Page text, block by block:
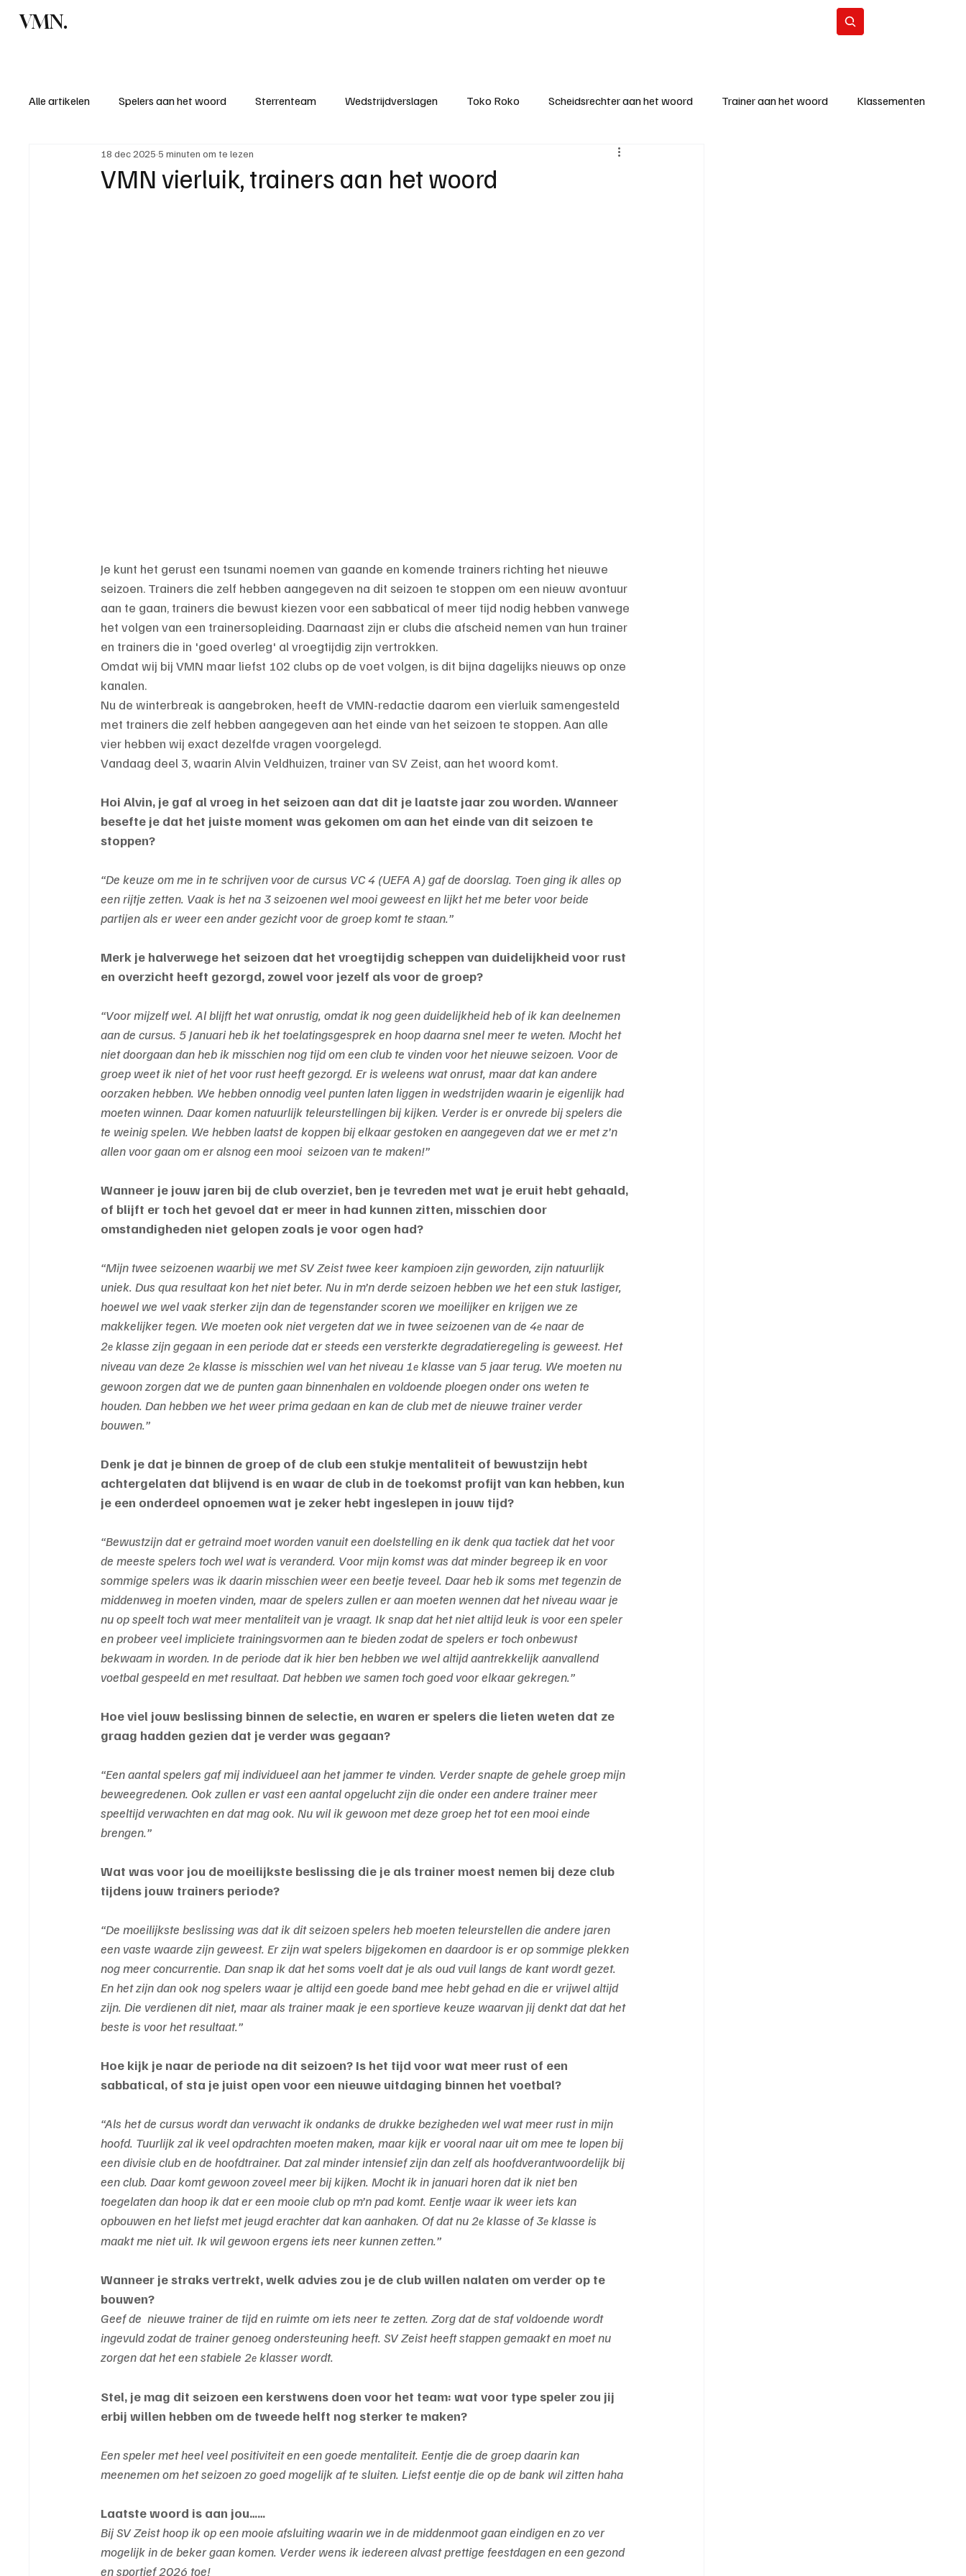
VMN.
Alle artikelen Spelers aan het woord Sterrenteam Wedstrijdverslagen Toko Roko Scheidsrechter aan het woord Trainer aan het woord Klassementen
Standen & uitslagen KM - Meest sportieve ploeg KM - Topscorer van het seizoen
VMN vierluik, trainers aan het woord
18 dec 2025 5 minuten om te lezen
Je kunt het gerust een tsunami noemen van gaande en komende trainers richting het nieuwe
seizoen. Trainers die zelf hebben aangegeven na dit seizoen te stoppen om een nieuw avontuur
aan te gaan, trainers die bewust kiezen voor een sabbatical of meer tijd nodig hebben vanwege
het volgen van een trainersopleiding. Daarnaast zijn er clubs die afscheid nemen van hun trainer
en trainers die in 'goed overleg' al vroegtijdig zijn vertrokken.
Omdat wij bij VMN maar liefst 102 clubs op de voet volgen, is dit bijna dagelijks nieuws op onze
kanalen.
Nu de winterbreak is aangebroken, heeft de VMN-redactie daarom een vierluik samengesteld
met trainers die zelf hebben aangegeven aan het einde van het seizoen te stoppen. Aan alle
vier hebben wij exact dezelfde vragen voorgelegd.
Vandaag deel 3, waarin Alvin Veldhuizen, trainer van SV Zeist, aan het woord komt.
Hoi Alvin, je gaf al vroeg in het seizoen aan dat dit je laatste jaar zou worden. Wanneer
besefte je dat het juiste moment was gekomen om aan het einde van dit seizoen te
stoppen?
“De keuze om me in te schrijven voor de cursus VC 4 (UEFA A) gaf de doorslag. Toen ging ik alles op
een rijtje zetten. Vaak is het na 3 seizoenen wel mooi geweest en lijkt het me beter voor beide
partijen als er weer een ander gezicht voor de groep komt te staan.”
Merk je halverwege het seizoen dat het vroegtijdig scheppen van duidelijkheid voor rust
en overzicht heeft gezorgd, zowel voor jezelf als voor de groep?
“Voor mijzelf wel. Al blijft het wat onrustig, omdat ik nog geen duidelijkheid heb of ik kan deelnemen
aan de cursus. 5 Januari heb ik het toelatingsgesprek en hoop daarna snel meer te weten. Mocht het
niet doorgaan dan heb ik misschien nog tijd om een club te vinden voor het nieuwe seizoen. Voor de
groep weet ik niet of het voor rust heeft gezorgd. Er is weleens wat onrust, maar dat kan andere
oorzaken hebben. We hebben onnodig veel punten laten liggen in wedstrijden waarin je eigenlijk had
moeten winnen. Daar komen natuurlijk teleurstellingen bij kijken. Verder is er onvrede bij spelers die
te weinig spelen. We hebben laatst de koppen bij elkaar gestoken en aangegeven dat we er met z’n
allen voor gaan om er alsnog een mooi  seizoen van te maken!”
Wanneer je jouw jaren bij de club overziet, ben je tevreden met wat je eruit hebt gehaald,
of blijft er toch het gevoel dat er meer in had kunnen zitten, misschien door
omstandigheden niet gelopen zoals je voor ogen had?
“Mijn twee seizoenen waarbij we met SV Zeist twee keer kampioen zijn geworden, zijn natuurlijk
uniek. Dus qua resultaat kon het niet beter. Nu in m’n derde seizoen hebben we het een stuk lastiger,
hoewel we wel vaak sterker zijn dan de tegenstander scoren we moeilijker en krijgen we ze
makkelijker tegen. We moeten ook niet vergeten dat we in twee seizoenen van de 4e naar de
2e klasse zijn gegaan in een periode dat er steeds een versterkte degradatieregeling is geweest. Het
niveau van deze 2e klasse is misschien wel van het niveau 1e klasse van 5 jaar terug. We moeten nu
gewoon zorgen dat we de punten gaan binnenhalen en voldoende ploegen onder ons weten te
houden. Dan hebben we het weer prima gedaan en kan de club met de nieuwe trainer verder
bouwen.”
Denk je dat je binnen de groep of de club een stukje mentaliteit of bewustzijn hebt
achtergelaten dat blijvend is en waar de club in de toekomst profijt van kan hebben, kun
je een onderdeel opnoemen wat je zeker hebt ingeslepen in jouw tijd?
“Bewustzijn dat er getraind moet worden vanuit een doelstelling en ik denk qua tactiek dat het voor
de meeste spelers toch wel wat is veranderd. Voor mijn komst was dat minder begreep ik en voor
sommige spelers was ik daarin misschien weer een beetje teveel. Daar heb ik soms met tegenzin de
middenweg in moeten vinden, maar de spelers zullen er aan moeten wennen dat het niveau waar je
nu op speelt toch wat meer mentaliteit van je vraagt. Ik snap dat het niet altijd leuk is voor een speler
en probeer veel impliciete trainingsvormen aan te bieden zodat de spelers er toch onbewust
bekwaam in worden. In de periode dat ik hier ben hebben we wel altijd aantrekkelijk aanvallend
voetbal gespeeld en met resultaat. Dat hebben we samen toch goed voor elkaar gekregen.”
Hoe viel jouw beslissing binnen de selectie, en waren er spelers die lieten weten dat ze
graag hadden gezien dat je verder was gegaan?
“Een aantal spelers gaf mij individueel aan het jammer te vinden. Verder snapte de gehele groep mijn
beweegredenen. Ook zullen er vast een aantal opgelucht zijn die onder een andere trainer meer
speeltijd verwachten en dat mag ook. Nu wil ik gewoon met deze groep het tot een mooi einde
brengen.”
Wat was voor jou de moeilijkste beslissing die je als trainer moest nemen bij deze club
tijdens jouw trainers periode?
“De moeilijkste beslissing was dat ik dit seizoen spelers heb moeten teleurstellen die andere jaren
een vaste waarde zijn geweest. Er zijn wat spelers bijgekomen en daardoor is er op sommige plekken
nog meer concurrentie. Dan snap ik dat het soms voelt dat je als oud vuil langs de kant wordt gezet.
En het zijn dan ook nog spelers waar je altijd een goede band mee hebt gehad en die er vrijwel altijd
zijn. Die verdienen dit niet, maar als trainer maak je een sportieve keuze waarvan jij denkt dat dat het
beste is voor het resultaat.”
Hoe kijk je naar de periode na dit seizoen? Is het tijd voor wat meer rust of een
sabbatical, of sta je juist open voor een nieuwe uitdaging binnen het voetbal?
“Als het de cursus wordt dan verwacht ik ondanks de drukke bezigheden wel wat meer rust in mijn
hoofd. Tuurlijk zal ik veel opdrachten moeten maken, maar kijk er vooral naar uit om mee te lopen bij
een divisie club en de hoofdtrainer. Dat zal minder intensief zijn dan zelf als hoofdverantwoordelijk bij
een club. Daar komt gewoon zoveel meer bij kijken. Mocht ik in januari horen dat ik niet ben
toegelaten dan hoop ik dat er een mooie club op m’n pad komt. Eentje waar ik weer iets kan
opbouwen en het liefst met jeugd erachter dat kan aanhaken. Of dat nu 2e klasse of 3e klasse is
maakt me niet uit. Ik wil gewoon ergens iets neer kunnen zetten.”
Wanneer je straks vertrekt, welk advies zou je de club willen nalaten om verder op te
bouwen?
Geef de  nieuwe trainer de tijd en ruimte om iets neer te zetten. Zorg dat de staf voldoende wordt
ingevuld zodat de trainer genoeg ondersteuning heeft. SV Zeist heeft stappen gemaakt en moet nu
zorgen dat het een stabiele 2e klasser wordt.
Stel, je mag dit seizoen een kerstwens doen voor het team: wat voor type speler zou jij
erbij willen hebben om de tweede helft nog sterker te maken?
Een speler met heel veel positiviteit en een goede mentaliteit. Eentje die de groep daarin kan
meenemen om het seizoen zo goed mogelijk af te sluiten. Liefst eentje die op de bank wil zitten haha
Laatste woord is aan jou……
Bij SV Zeist hoop ik op een mooie afsluiting waarin we in de middenmoot gaan eindigen en zo ver
mogelijk in de beker gaan komen. Verder wens ik iedereen alvast prettige feestdagen en een gezond
en sportief 2026 toe!